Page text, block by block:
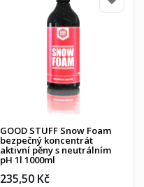
GOOD STUFF Snow Foam
bezpečný koncentrát
aktivní pěny s neutrálním
pH 1l 1000ml
235,50 Kč